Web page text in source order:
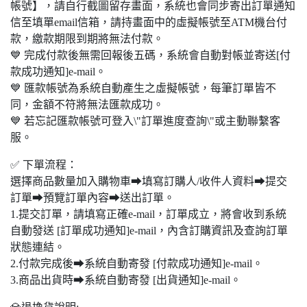
帳號】，請自行截圖留存畫面，系統也會同步寄出訂單通知
信至填單email信箱，請持畫面中的虛擬帳號至ATM機台付
款，繳款期限到期將無法付款。
💙 完成付款後無需回報後五碼，系統會自動對帳並寄送[付
款成功通知]e-mail。
💙 匯款帳號為系統自動產生之虛擬帳號，每筆訂單皆不
同，金額不符將無法匯款成功。
💙 若忘記匯款帳號可登入\"訂單進度查詢\"或主動聯繫客
服。
✅ 下單流程：
選擇商品數量加入購物車➡填寫訂購人/收件人資料➡提交
訂單➡預覽訂單內容➡送出訂單。
1.提交訂單，請填寫正確e-mail，訂單成立，將會收到系統
自動發送 [訂單成功通知]e-mail，內含訂購資訊及查詢訂單
狀態連結。
2.付款完成後➡系統自動寄發 [付款成功通知]e-mail。
3.商品出貨時➡系統自動寄發 [出貨通知]e-mail。